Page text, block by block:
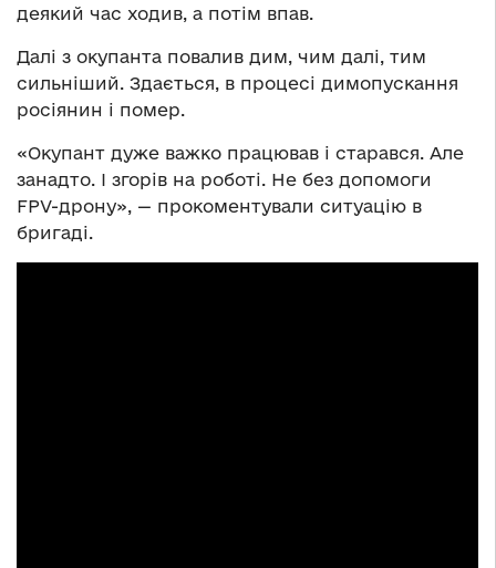
деякий час ходив, а потім впав.
Далі з окупанта повалив дим, чим далі, тим
сильніший. Здається, в процесі димопускання
росіянин і помер.
«Окупант дуже важко працював і старався. Але
занадто. І згорів на роботі. Не без допомоги
FPV-дрону», — прокоментували ситуацію в
бригаді.